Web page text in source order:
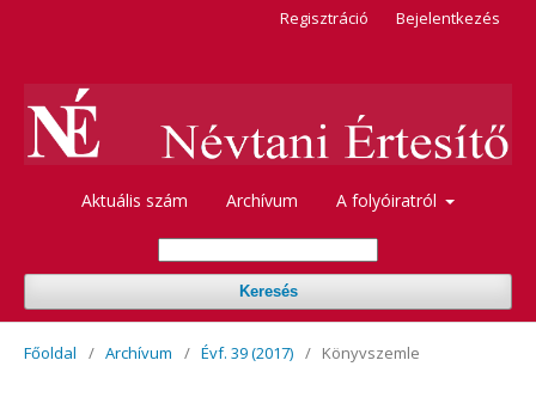
Aktuális szám Archívum A folyóiratról
Keresés
Regisztráció Bejelentkezés
Főoldal / Archívum / Évf. 39 (2017) / Könyvszemle